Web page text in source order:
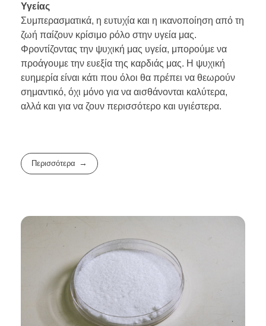
Υγείας
Συμπερασματικά, η ευτυχία και η ικανοποίηση από τη
ζωή παίζουν κρίσιμο ρόλο στην υγεία μας.
Φροντίζοντας την ψυχική μας υγεία, μπορούμε να
προάγουμε την ευεξία της καρδιάς μας. Η ψυχική
ευημερία είναι κάτι που όλοι θα πρέπει να θεωρούν
σημαντικό, όχι μόνο για να αισθάνονται καλύτερα,
αλλά και για να ζουν περισσότερο και υγιέστερα.
Περισσότερα